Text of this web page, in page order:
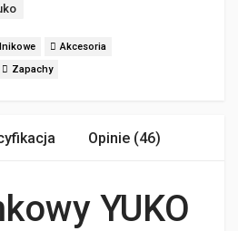
Akcesoria
Zapachy
Opinie (46)
YUKO